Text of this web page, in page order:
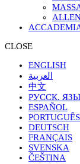
CLOSE
ENGLISH
العربية
中文
РУССК.
ESPAÑOL
PORTUGUÊS
DEUTSCH
FRANÇAIS
SVENSKA
ČEŠTINA